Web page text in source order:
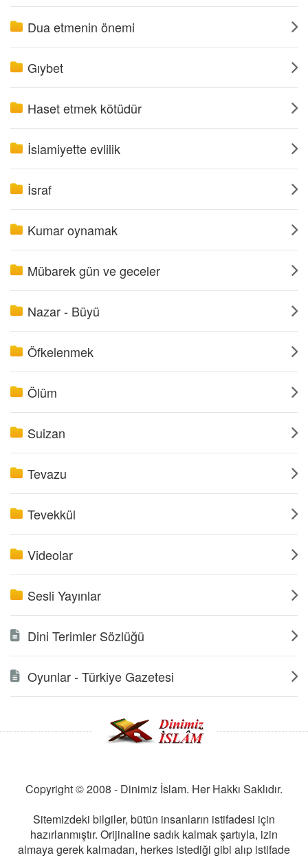
Dua etmenin önemi
Gıybet
Haset etmek kötüdür
İslamiyette evlilik
İsraf
Kumar oynamak
Mübarek gün ve geceler
Nazar - Büyü
Öfkelenmek
Ölüm
Suizan
Tevazu
Tevekkül
Videolar
Sesli Yayınlar
Dini Terimler Sözlüğü
Oyunlar - Türkiye Gazetesi
Copyright © 2008 - Dinimiz İslam. Her Hakkı Saklıdır.
Sitemizdeki bilgiler, bütün insanların istifadesi için
hazırlanmıştır. Orijinaline sadık kalmak şartıyla, izin
almaya gerek kalmadan, herkes istediği gibi alıp istifade